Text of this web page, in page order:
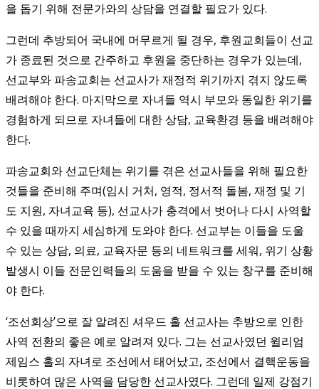
을 돕기 위해 전문가와의 상담을 연결할 필요가 있다.
그런데 추방되어 국내에 머무르게 될 경우, 후원교회들이 선교
가 종료된 것으로 간주하고 후원을 중단하는 경우가 있는데,
선교부와 파송교회는 선교사가 재정적 위기까지 겪지 않도록
배려해야 한다. 마지막으로 자녀들 역시 부모와 동일한 위기를
경험하게 되므로 자녀들에 대한 상담, 교육환경 등을 배려해야
한다.
파송교회와 선교단체는 위기를 겪은 선교사들을 위해 필요한
것들을 준비해 주며(임시 거처, 영적, 정서적 돌봄, 재정 및 기
도 지원, 자녀교육 등), 선교사가 충격에서 벗어나 다시 사역할
수 있을 때까지 세심하게 도와야 한다. 선교부는 이들을 도울
수 있는 상담, 의료, 교육자문 등의 네트워크를 세워, 위기 상황
발생시 이들 전문인력들의 도움을 받을 수 있는 창구를 준비해
야 한다.
‘조선회상’으로 잘 알려진 셔우드 홀 선교사는 추방으로 인한
사역 전환의 좋은 예로 알려져 있다. 그는 선교사였던 윌리엄
제임스 홀의 자녀로 조선에서 태어났고, 조선에서 결핵운동을
비롯하여 많은 사역을 담당한 선교사였다. 그런데 일제 강점기